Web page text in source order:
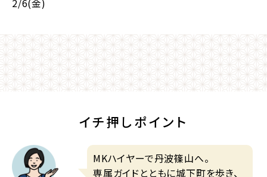
2/6(金)
イチ押しポイント
MKハイヤーで丹波篠山へ。
専属ガイドとともに城下町を歩き、